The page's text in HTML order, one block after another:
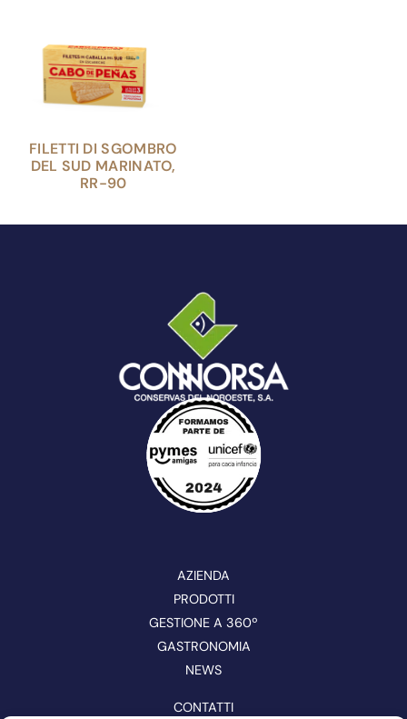
FILETTI DI SGOMBRO
DEL SUD MARINATO,
RR-90
AZIENDA
PRODOTTI
GESTIONE A 360º
GASTRONOMIA
NEWS
CONTATTI